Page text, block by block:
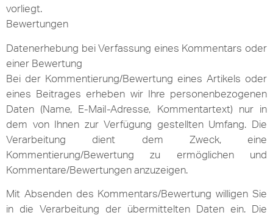
vorliegt.
Bewertungen
Datenerhebung bei Verfassung eines Kommentars oder
einer Bewertung
Bei der Kommentierung/Bewertung eines Artikels oder
eines Beitrages erheben wir Ihre personenbezogenen
Daten (Name, E-Mail-Adresse, Kommentartext) nur in
dem von Ihnen zur Verfügung gestellten Umfang. Die
Verarbeitung dient dem Zweck, eine
Kommentierung/Bewertung zu ermöglichen und
Kommentare/Bewertungen anzuzeigen.
Mit Absenden des Kommentars/Bewertung willigen Sie
in die Verarbeitung der übermittelten Daten ein. Die